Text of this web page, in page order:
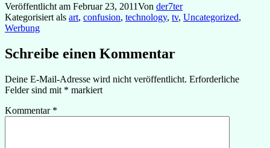
Veröffentlicht am Februar 23, 2011Von der7ter
Kategorisiert als art, confusion, technology, tv, Uncategorized,
Werbung
Schreibe einen Kommentar
Deine E-Mail-Adresse wird nicht veröffentlicht. Erforderliche
Felder sind mit * markiert
Kommentar *